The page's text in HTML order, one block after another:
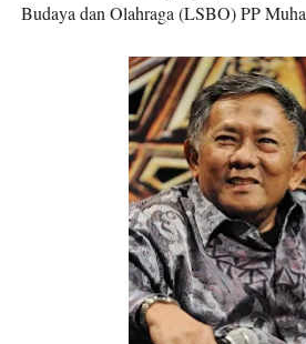
Budaya dan Olahraga (LSBO) PP